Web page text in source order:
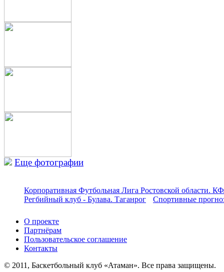
Еще фотографии
Корпоративная Футбольная Лига Ростовской области.
Регбийный клуб - Булава. Таганрог
Спортивные
О проекте
Партнёрам
Пользовательское соглашение
Контакты
© 2011, Баскетбольный клуб «Атаман». Все права защищены.